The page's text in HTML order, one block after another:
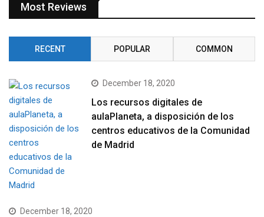
Most Reviews
RECENT POPULAR COMMON
December 18, 2020
Los recursos digitales de
aulaPlaneta, a disposición de los
centros educativos de la Comunidad
de Madrid
December 18, 2020